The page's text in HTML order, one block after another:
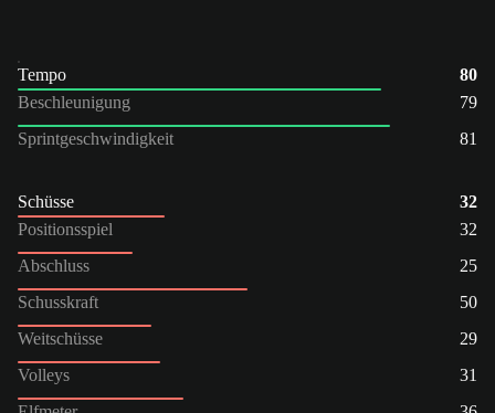
Tempo
80
Beschleunigung
79
Sprintgeschwindigkeit
81
Schüsse
32
Positionsspiel
32
Abschluss
25
Schusskraft
50
Weitschüsse
29
Volleys
31